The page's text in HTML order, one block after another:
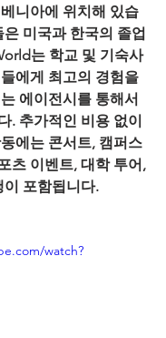
니아에 위치해 있습
미국과 한국의 졸업
는 학교 및 기숙사
에게 최고의 경험을
에이전시를 통해서
. 추가적인 비용 없이
에는 콘서트, 캠퍼스
츠 이벤트, 대학 투어,
이 포함됩니다.
watch?